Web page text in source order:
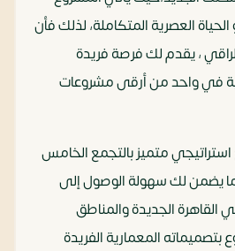
العصرية المتكاملة، لذلك فأن
، يقدم لك فرصة فريدة
في واحد من أرقى مشروعات
متميز بالتجمع الخامس
يضمن لك سهولة الوصول إلى
القاهرة الجديدة والمناطق
بتصميماته المعمارية الفريدة